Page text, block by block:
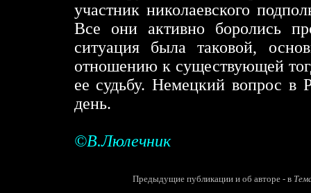
участник николаевского
Все они активно боролись
ситуация была таковой,
отношению к существующей
ее судьбу. Немецкий вопрос в
день.
©В.Люлечник
Предыдущие публикации и об авторе - в